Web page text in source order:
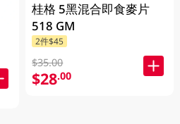
桂格 5黑混合即食麥片
518 GM
2件$45
$35.00
$28.00